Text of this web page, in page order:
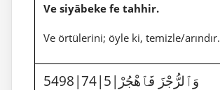
Ve siyâbeke fe tahhir.
Ve örtülerini; öyle ki, temizle/arındır.
5498|74|5|وَٱلرُّجْزَ فَٱهْجُرْ